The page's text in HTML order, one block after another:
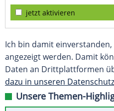
jetzt aktivieren
Ich bin damit
angezeigt werden. Damit
Daten an Drittplattformen
dazu in unseren
Unsere Themen-